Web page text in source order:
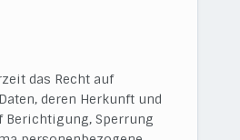
das Recht auf
deren Herkunft und
Berichtigung, Sperrung